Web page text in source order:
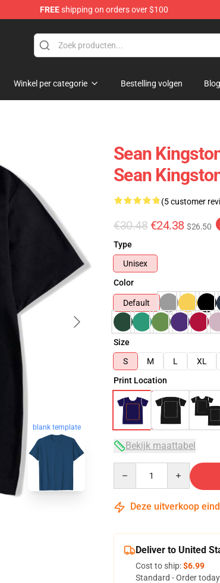
FREEshipping on orders over $100
Winkel per categorie Bestelling volgen Blog
blank template
Sean
Sean
(5 customer
€30.48 €24.38 $26.50
Type
Unisex
Color
Default
Size
S
M L XL
Print Location
Bekijk maattabel
Deze uitverkoop
Deliver to United
Cost to ship:$6.99
Standard - Order